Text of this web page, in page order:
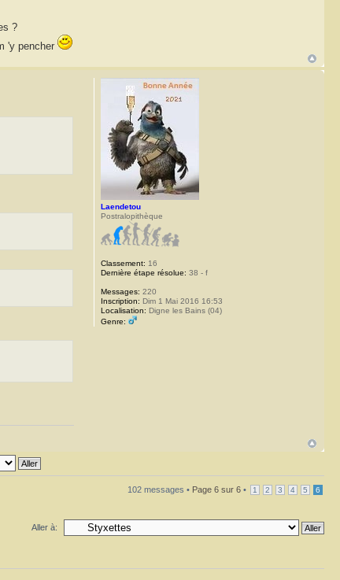
?
'y pencher
Laendetou
Postralopithèque
Classement: 16
Dernière étape résolue: 38 - f
Messages: 220
Inscription: Dim 1 Mai 2016 16:53
Localisation: Digne les Bains (04)
Genre:
102 messages • Page 6 sur 6 • 1 2 3 4 5 6
Aller à: